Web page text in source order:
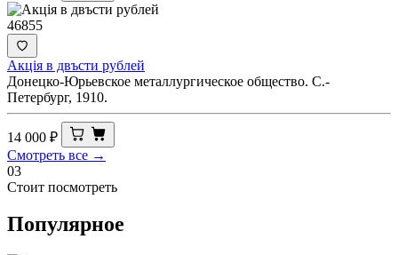
46855
Акцiя в двъсти рублей
Донецко-Юрьевское металлургическое общество. С.-
Петербург, 1910.
14 000 ₽
Смотреть все →
03
Стоит посмотреть
Популярное